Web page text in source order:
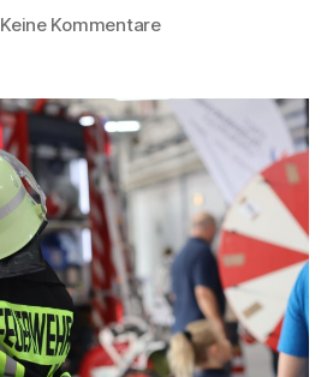
Keine Kommentare